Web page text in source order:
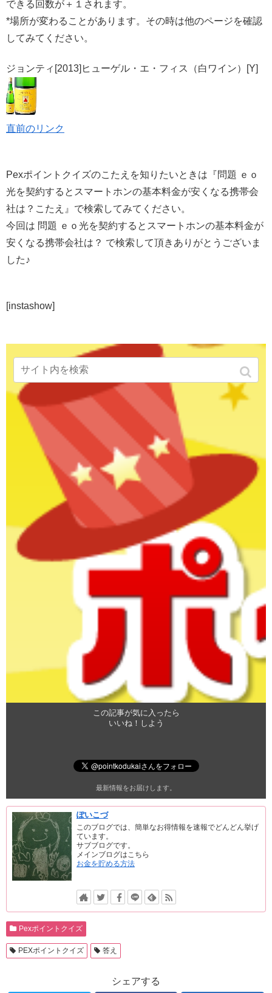
できる回数が＋１されます。
*場所が変わることがあります。その時は他のページを確認
してみてください。
ジョンティ[2013]ヒューゲル・エ・フィス（白ワイン）[Y]
直前のリンク
Pexポイントクイズのこたえを知りたいときは『問題 ｅｏ
光を契約するとスマートホンの基本料金が安くなる携帯会
社は？こたえ』で検索してみてください。
今回は 問題 ｅｏ光を契約するとスマートホンの基本料金が
安くなる携帯会社は？ で検索して頂きありがとうございま
した♪
[instashow]
この記事が気に入ったら
いいね！しよう
最新情報をお届けします。
ぽいこづ
このブログでは、簡単なお得情報を速報でどんどん挙げ
ています。
サブブログです。
メインブログはこちら
お金を貯める方法
Pexポイントクイズ
PEXポイントクイズ 答え
シェアする